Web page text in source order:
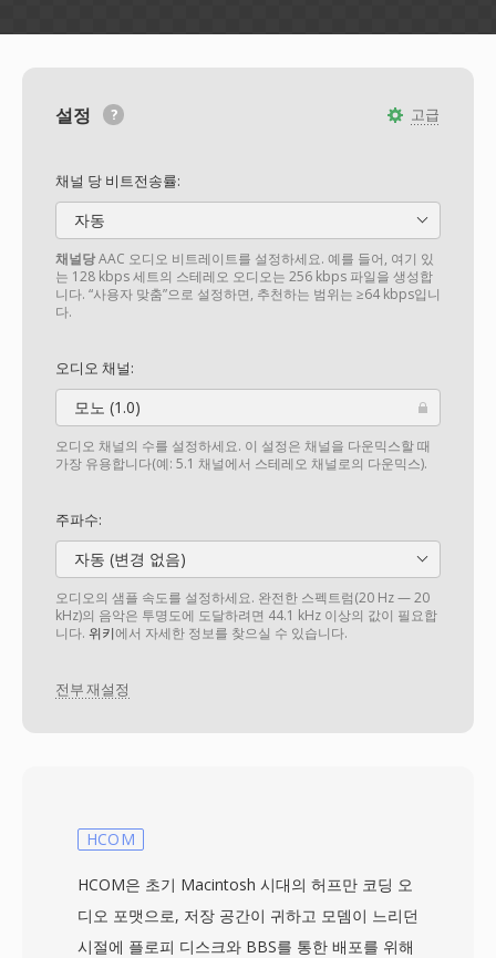
고급
설정
채널 당 비트전송률:
자동
채널당AAC 오디오 비트레이트를 설정하세요. 예를 들어, 여기 있
는 128 kbps 세트의 스테레오 오디오는 256 kbps 파일을 생성합
니다. “사용자 맞춤”으로 설정하면, 추천하는 범위는 ≥64 kbps입니
다.
오디오 채널:
모노 (1.0)
오디오 채널의 수를 설정하세요. 이 설정은 채널을 다운믹스할 때
가장 유용합니다(예: 5.1 채널에서 스테레오 채널로의 다운믹스).
주파수:
자동 (변경 없음)
오디오의 샘플 속도를 설정하세요. 완전한 스펙트럼(20 Hz — 20
kHz)의 음악은 투명도에 도달하려면 44.1 kHz 이상의 값이 필요합
니다. 위키에서 자세한 정보를 찾으실 수 있습니다.
전부 재설정
HCOM
HCOM은 초기 Macintosh 시대의 허프만 코딩 오
디오 포맷으로, 저장 공간이 귀하고 모뎀이 느리던
시절에 플로피 디스크와 BBS를 통한 배포를 위해